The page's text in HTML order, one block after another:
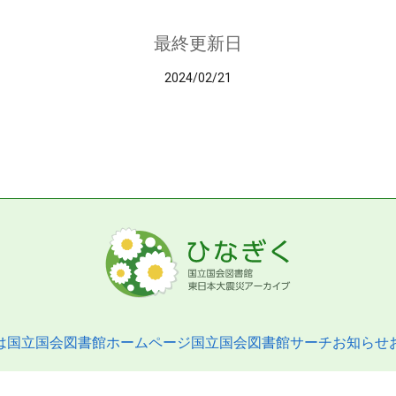
最終更新日
2024/02/21
国立国会図書館ホームページ国立国会図書館サーチお知らせ